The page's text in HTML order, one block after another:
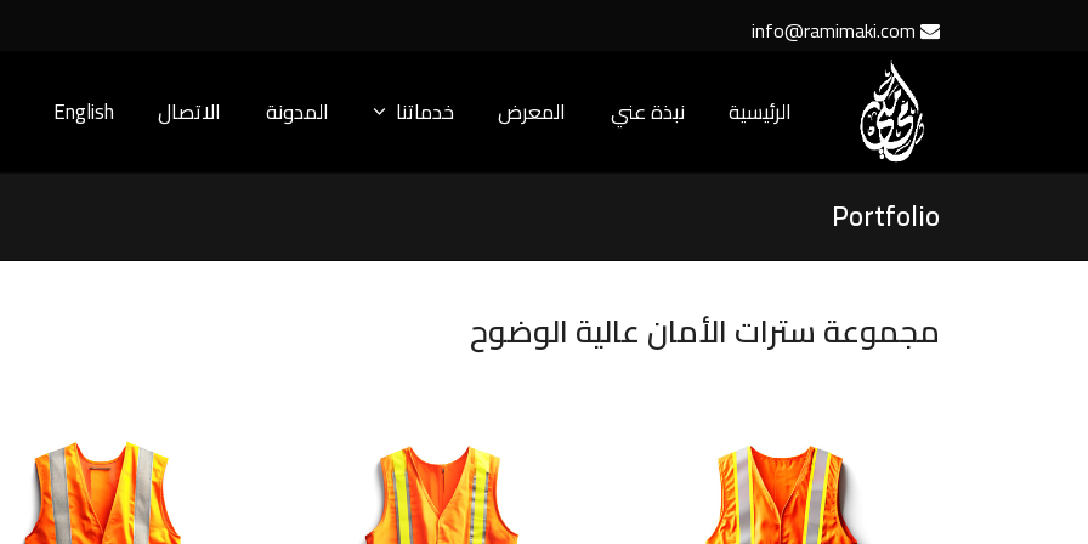
info@ramimaki.com
الرئيسية نبذة عني المعرض خدماتنا المدونة الاتصال English
Portfolio
مجموعة سترات الأمان عالية الوضوح